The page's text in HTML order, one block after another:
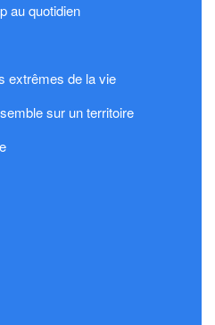
au quotidien
extrêmes de la vie
sur un territoire